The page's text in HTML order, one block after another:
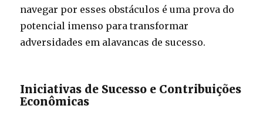
navegar por esses obstáculos é uma prova do
potencial imenso para transformar
adversidades em alavancas de sucesso.
Iniciativas de Sucesso e Contribuições
Econômicas